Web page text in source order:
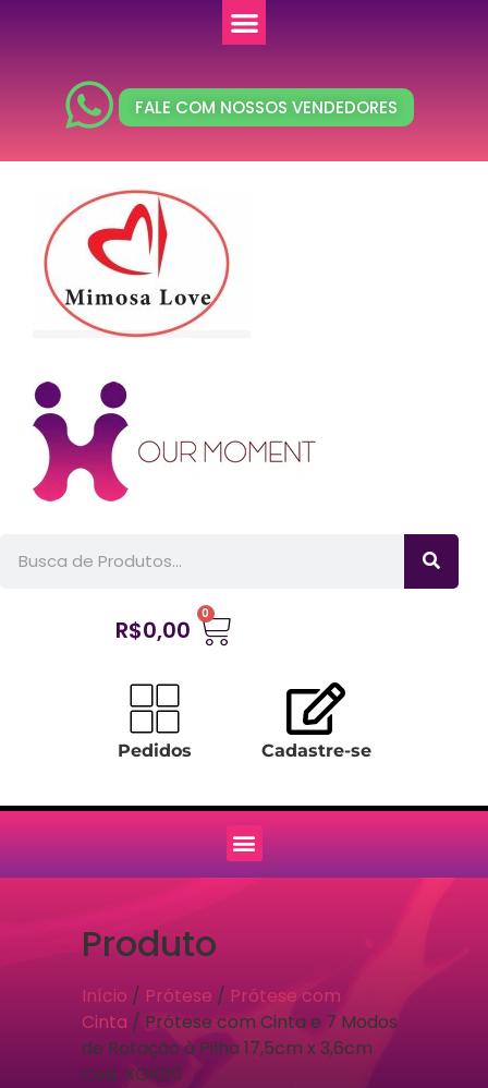
FALE COM NOSSOS VENDEDORES
R$0,00
0
Pedidos Cadastre-se
Produto
Início / Prótese / Prótese com
Cinta / Prótese com Cinta e 7 Modos
de Rotação à Pilha 17,5cm x 3,6cm
Cod. XG1010